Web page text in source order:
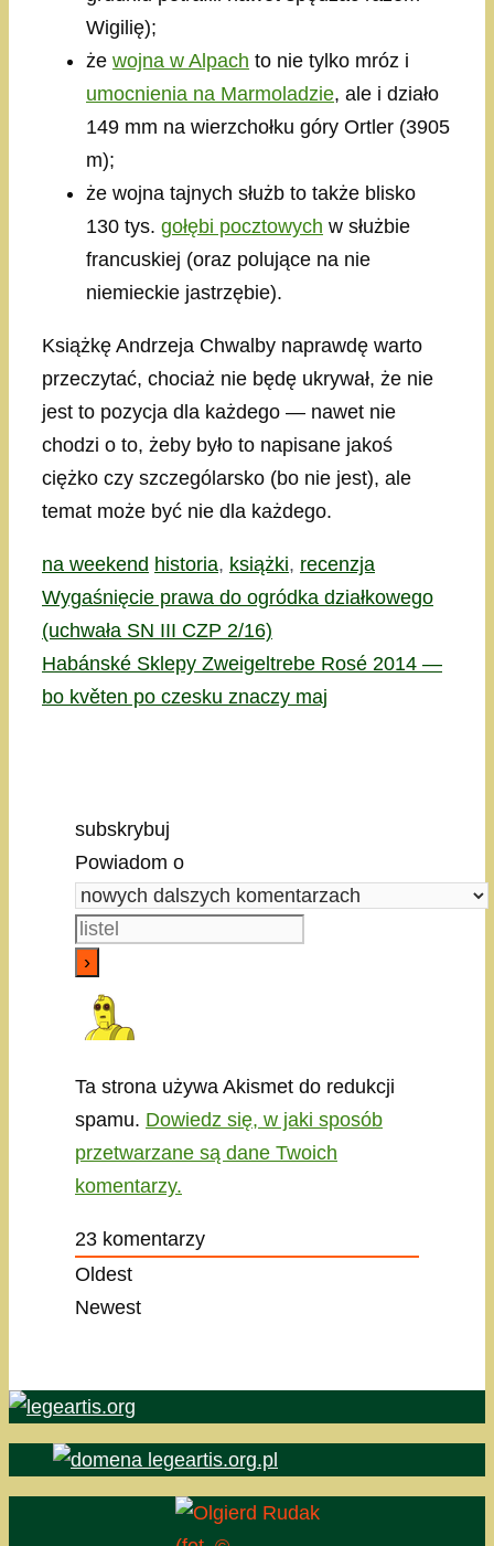
Wigilię);
że wojna w Alpach to nie tylko mróz i
umocnienia na Marmoladzie, ale i działo
149 mm na wierzchołku góry Ortler (3905
m);
że wojna tajnych służb to także blisko
130 tys. gołębi pocztowych w służbie
francuskiej (oraz polujące na nie
niemieckie jastrzębie).
Książkę Andrzeja Chwalby naprawdę warto
przeczytać, chociaż nie będę ukrywał, że nie
jest to pozycja dla każdego — nawet nie
chodzi o to, żeby było to napisane jakoś
ciężko czy szczególarsko (bo nie jest), ale
temat może być nie dla każdego.
Kategorie
na weekend Tagi
historia, książki, recenzja
Wygaśnięcie prawa do ogródka działkowego
(uchwała SN III CZP 2/16)
Habánské Sklepy Zweigeltrebe Rosé 2014 —
bo květen po czesku znaczy maj
subskrybuj
Powiadom o
Ta strona używa Akismet do redukcji
spamu. Dowiedz się, w jaki sposób
przetwarzane są dane Twoich
komentarzy.
23 komentarzy
Oldest
Newest